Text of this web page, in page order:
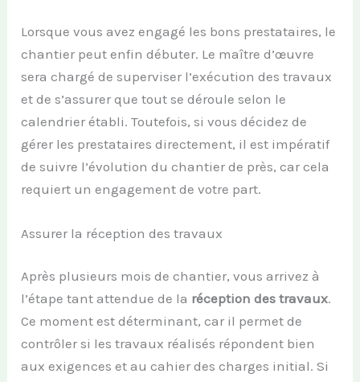
Lorsque vous avez engagé les bons prestataires, le
chantier peut enfin débuter. Le maître d’œuvre
sera chargé de superviser l’exécution des travaux
et de s’assurer que tout se déroule selon le
calendrier établi. Toutefois, si vous décidez de
gérer les prestataires directement, il est impératif
de suivre l’évolution du chantier de près, car cela
requiert un engagement de votre part.
Assurer la réception des travaux
Après plusieurs mois de chantier, vous arrivez à
l’étape tant attendue de la réception des travaux.
Ce moment est déterminant, car il permet de
contrôler si les travaux réalisés répondent bien
aux exigences et au cahier des charges initial. Si